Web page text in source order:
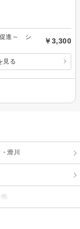
促進～ シ
￥3,300
見る
滑川